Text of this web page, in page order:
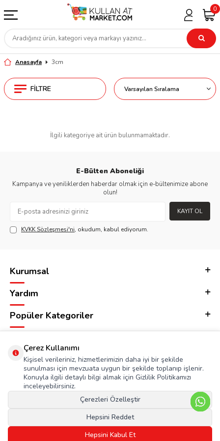
0
Anasayfa 3cm
FILTRE
İlgili kategoriye ait ürün bulunmamaktadır.
E-Bülten Aboneliği
Kampanya ve yeniliklerden haberdar olmak için e-bültenimize abone
olun!
KAYIT OL
KVKK Sözleşmesi'ni, okudum, kabul ediyorum.
Kurumsal
Yardım
Popüler Kategoriler
Çerez Kullanımı
Kişisel verileriniz, hizmetlerimizin daha iyi bir şekilde
sunulması için mevzuata uygun bir şekilde toplanıp işlenir.
Konuyla ilgili detaylı bilgi almak için Gizlilik Politikamızı
inceleyebilirsiniz.
Çerezleri Özelleştir
Hepsini Reddet
Hepsini Kabul Et